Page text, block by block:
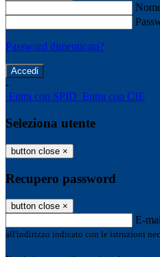
Password dimenticata?
-
Entra con SPID Entra con CIE
Seleziona utente
button close ×
Recupero password
button close ×
E-
all'indirizzo indicato con le istruzioni